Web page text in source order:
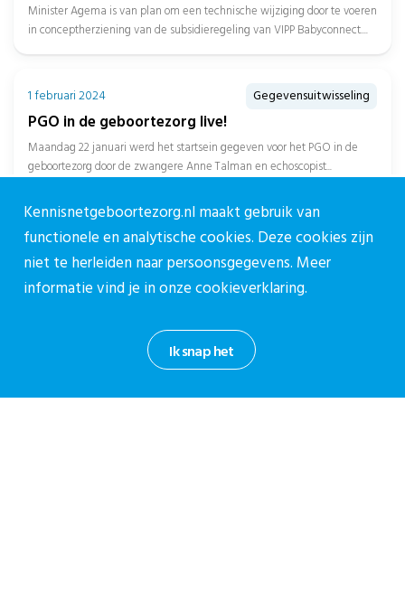
Minister Agema is van plan om een technische wijziging door te voeren
in conceptherziening van de subsidieregeling van VIPP Babyconnect....
1 februari 2024 Gegevensuitwisseling
PGO in de geboortezorg live!
Maandag 22 januari werd het startsein gegeven voor het PGO in de
geboortezorg door de zwangere Anne Talman en echoscopist...
Over CPZ
Ik snap het
Kennisnetgeboortezorg.nl maakt gebruik van
functionele en analytische cookies. Deze cookies zijn
niet te herleiden naar persoonsgegevens. Meer
informatie vind je in onzecookieverklaring.